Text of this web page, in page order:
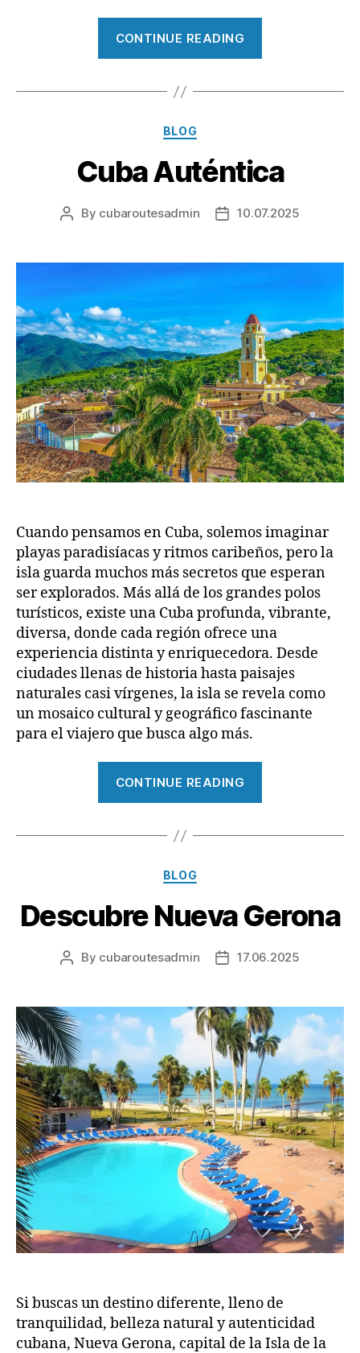
CONTINUE READING
y
rincón”
Categories
BLOG
Cuba Auténtica
Post
By cubaroutesadmin
Post10.07.2025
Cuando pensamos en Cuba, solemos imaginar
playas paradisíacas y ritmos caribeños, pero la
isla guarda muchos más secretos que esperan
ser explorados. Más allá de los grandes polos
turísticos, existe una Cuba profunda, vibrante,
diversa, donde cada región ofrece una
experiencia distinta y enriquecedora. Desde
ciudades llenas de historia hasta paisajes
naturales casi vírgenes, la isla se revela como
un mosaico cultural y geográfico fascinante
para el viajero que busca algo más.
CONTINUE READING
Categories
BLOG
Descubre Nueva Gerona
Post
By cubaroutesadmin
Post17.06.2025
Si buscas un destino diferente, lleno de
tranquilidad, belleza natural y autenticidad
cubana, Nueva Gerona, capital de la Isla de la